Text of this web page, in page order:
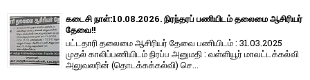
கடைசி நாள்:10.08.2026. நிரந்தரப் பணியிடம் தலைமை ஆசிரியர்
தேவை!!
பட்டதாரி தலைமை ஆசிரியர் தேவை பணியிடம் : 31.03.2025
முதல் காலிப்பணியிடம் நிரப்ப அனுமதி : வள்ளியூர் மாவட்டக்கல்வி
அலுவலரின் (தொடக்கக்கல்வி) செ...